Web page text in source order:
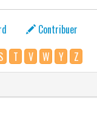
Contribuer
T V W Y Z